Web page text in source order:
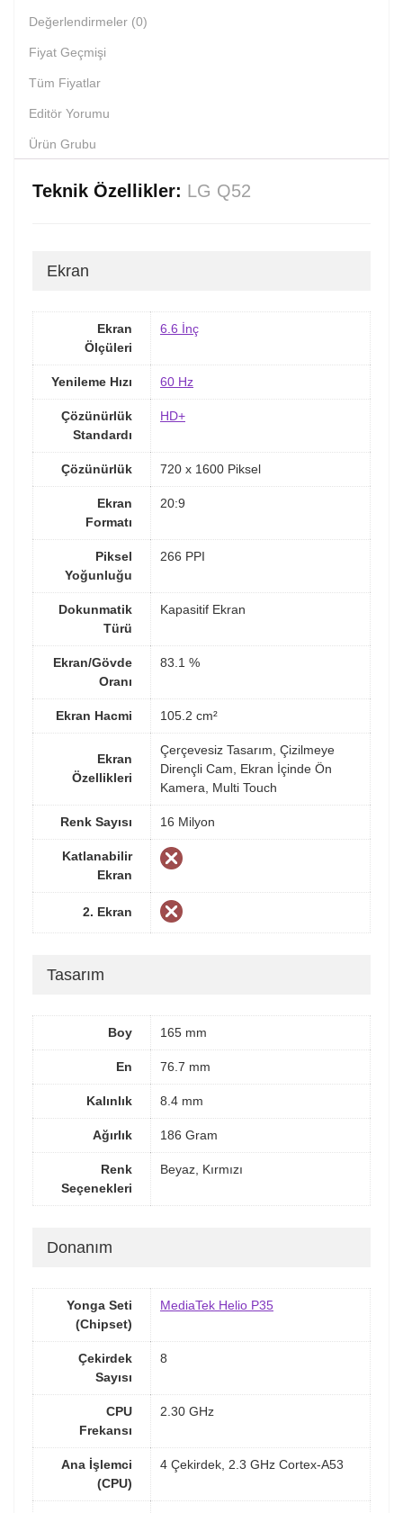
Değerlendirmeler (0)
Fiyat Geçmişi
Tüm Fiyatlar
Editör Yorumu
Ürün Grubu
Teknik Özellikler: LG Q52
Ekran
Ekran
Ölçüleri
6.6 İnç
Yenileme Hızı 60 Hz
Çözünürlük
Standardı
HD+
Çözünürlük 720 x 1600 Piksel
Ekran
Formatı
20:9
Piksel
Yoğunluğu
266 PPI
Dokunmatik
Türü
Kapasitif Ekran
Ekran/Gövde
Oranı
83.1 %
Ekran Hacmi 105.2 cm²
Ekran
Özellikleri
Çerçevesiz Tasarım, Çizilmeye
Dirençli Cam, Ekran İçinde Ön
Kamera, Multi Touch
Renk Sayısı 16 Milyon
Katlanabilir
Ekran
2. Ekran
Tasarım
Boy 165 mm
En 76.7 mm
Kalınlık 8.4 mm
Ağırlık 186 Gram
Renk
Seçenekleri
Beyaz, Kırmızı
Donanım
Yonga Seti
(Chipset)
MediaTek Helio P35
Çekirdek
Sayısı
8
CPU
Frekansı
2.30 GHz
Ana İşlemci
(CPU)
4 Çekirdek, 2.3 GHz Cortex-A53